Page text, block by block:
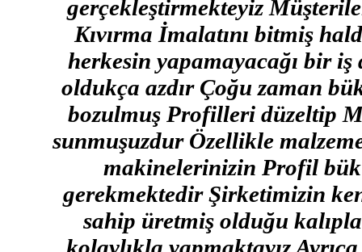
gerçekleştirmekteyiz
Kıvırma İmalatını bitmiş
herkesin yapamayacağı bir
oldukça azdır Çoğu zaman
bozulmuş Profilleri düzeltip
sunmuşuzdur Özellikle
makinelerinizin Profil
gerekmektedir Şirketimizin
sahip üretmiş olduğu